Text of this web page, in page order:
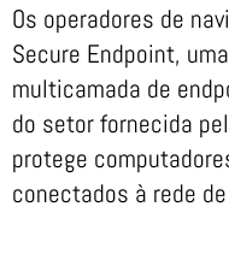
Os operadores de
Secure Endpoint,
multicamada de
do setor fornecida
protege
conectados à rede